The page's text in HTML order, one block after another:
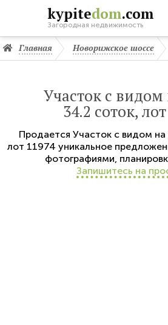
kypitedom.com
Загородная недвижимость
Главная Новорижское шоссе
Участок с видом
34.2 соток,
Продается Участок с видом на
лот 11974 уникальное
фотографиями,
Запишитесь на